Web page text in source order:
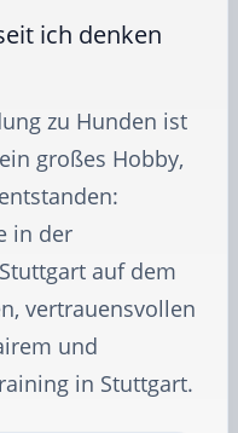
ich denken
zu Hunden ist
großes Hobby,
in der
auf dem
vertrauensvollen
und
in Stuttgart.